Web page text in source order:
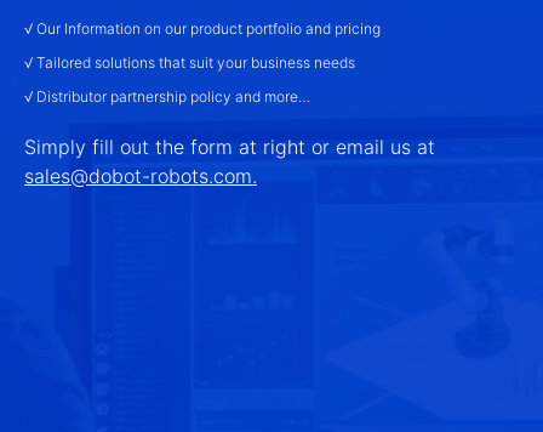
√ Our Information on our product portfolio and pricing
√ Tailored solutions that suit your business needs
√ Distributor partnership policy and more…
Simply fill out the form at right or email us at
sales@dobot-robots.com.